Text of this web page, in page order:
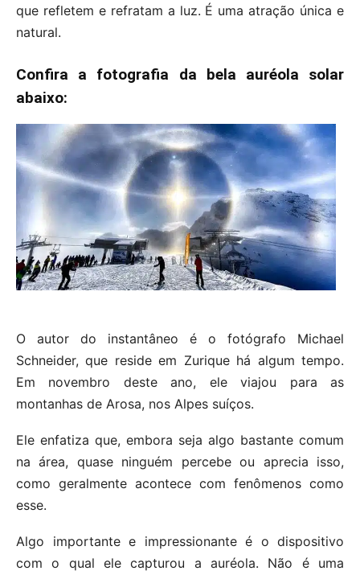
que refletem e refratam a luz. É uma atração única e
natural.
Confira a fotografia da bela auréola solar
abaixo:
O autor do instantâneo é o fotógrafo Michael
Schneider, que reside em Zurique há algum tempo.
Em novembro deste ano, ele viajou para as
montanhas de Arosa, nos Alpes suíços.
Ele enfatiza que, embora seja algo bastante comum
na área, quase ninguém percebe ou aprecia isso,
como geralmente acontece com fenômenos como
esse.
Algo importante e impressionante é o dispositivo
com o qual ele capturou a auréola. Não é uma